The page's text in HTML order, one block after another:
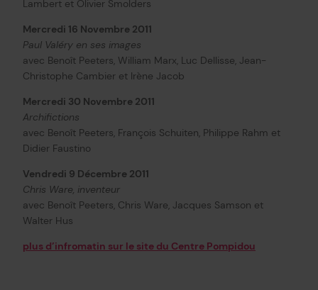
Lambert et Olivier Smolders
Mercredi 16 Novembre 2011
Paul Valéry en ses images
avec Benoît Peeters, William Marx, Luc Dellisse, Jean-
Christophe Cambier et Irène Jacob
Mercredi 30 Novembre 2011
Archifictions
avec Benoît Peeters, François Schuiten, Philippe Rahm et
Didier Faustino
Vendredi 9 Décembre 2011
Chris Ware, inventeur
avec Benoît Peeters, Chris Ware, Jacques Samson et
Walter Hus
plus d’infromatin sur le site du Centre Pompidou